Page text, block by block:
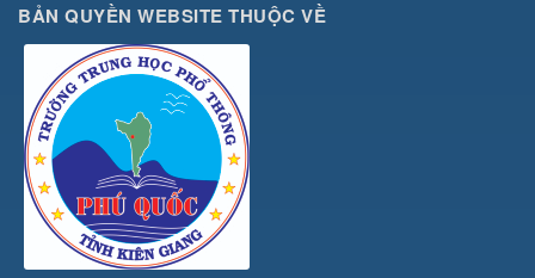
BẢN QUYỀN WEBSITE THUỘC VỀ